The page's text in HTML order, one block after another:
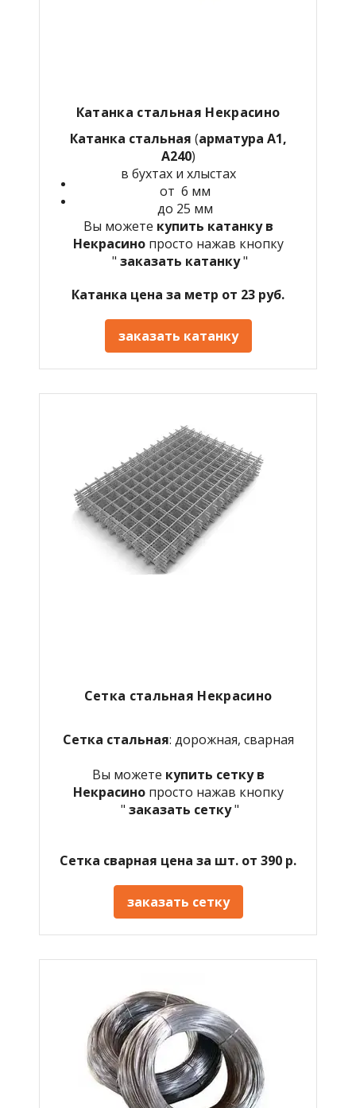
Катанка стальная Некрасино
Катанка стальная (арматура А1,
А240)
в бухтах и хлыстах
от 6 мм
до 25 мм
Вы можете купить катанку в
Некрасино просто нажав кнопку
" заказать катанку"
Катанка цена за метр от 23 руб.
заказать катанку
Сетка стальная Некрасино
Сетка стальная: дорожная, сварная
Вы можете купить сетку в
Некрасино просто нажав кнопку
" заказать сетку"
Сетка сварная цена за шт. от 390 р.
заказать сетку